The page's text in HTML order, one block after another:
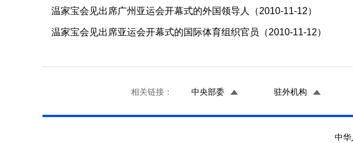
温家宝会见出席广州亚运会开幕式的外国领导人（2010-11-12）
温家宝会见出席亚运会开幕式的国际体育组织官员（2010-11-12）
相关链接： 中央部委 驻外机构
中